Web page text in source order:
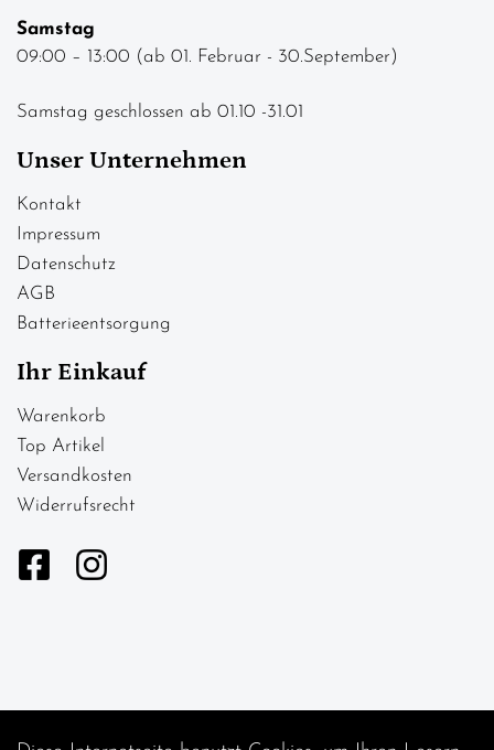
Samstag
09:00 – 13:00 (ab 01. Februar - 30.September)
Samstag geschlossen ab 01.10 -31.01
Unser Unternehmen
Kontakt
Impressum
Datenschutz
AGB
Batterieentsorgung
Ihr Einkauf
Warenkorb
Top Artikel
Versandkosten
Widerrufsrecht